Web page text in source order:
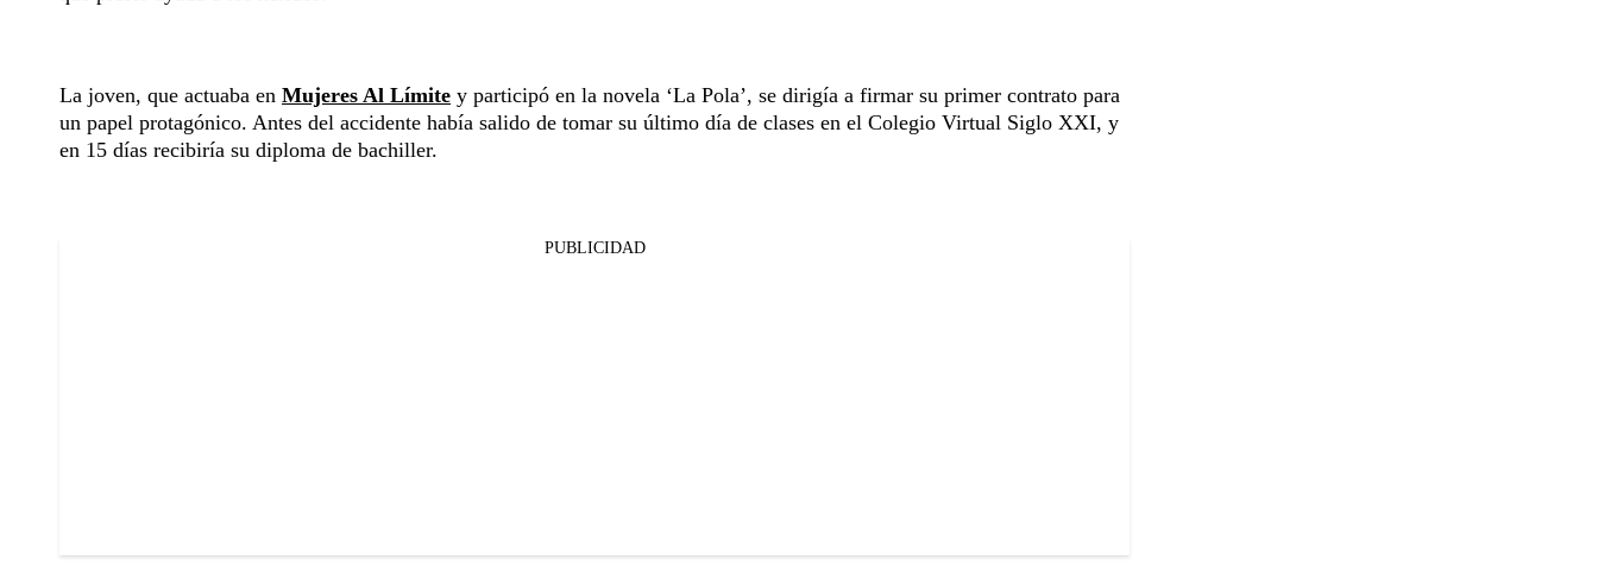
La joven, que actuaba en Mujeres Al Límite y participó en la novela ‘La Pola’, se dirigía a firmar su primer contrato para
un papel protagónico. Antes del accidente había salido de tomar su último día de clases en el Colegio Virtual Siglo XXI, y
en 15 días recibiría su diploma de bachiller.
PUBLICIDAD